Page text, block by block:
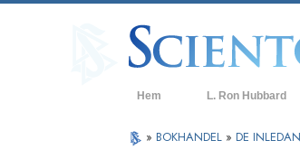
Hem L. Ron Hubbard
» BOKHANDEL » DE